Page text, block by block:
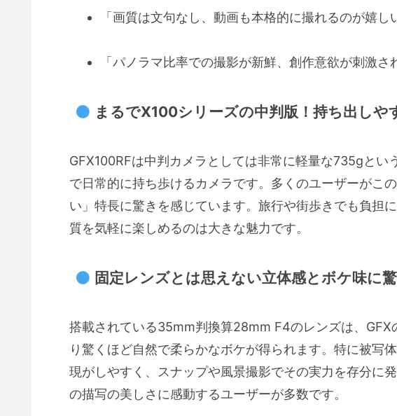
「画質は文句なし、動画も本格的に撮れるのが嬉し
「パノラマ比率での撮影が新鮮、創作意欲が刺激さ
まるでX100シリーズの中判版！持ち出しや
GFX100RFは中判カメラとしては非常に軽量な735gとい
で日常的に持ち歩けるカメラです。多くのユーザーがこ
い」特長に驚きを感じています。旅行や街歩きでも負担
質を気軽に楽しめるのは大きな魅力です。
固定レンズとは思えない立体感とボケ味に
搭載されている35mm判換算28mm F4のレンズは、GFX
り驚くほど自然で柔らかなボケが得られます。特に被写
現がしやすく、スナップや風景撮影でその実力を存分に
の描写の美しさに感動するユーザーが多数です。